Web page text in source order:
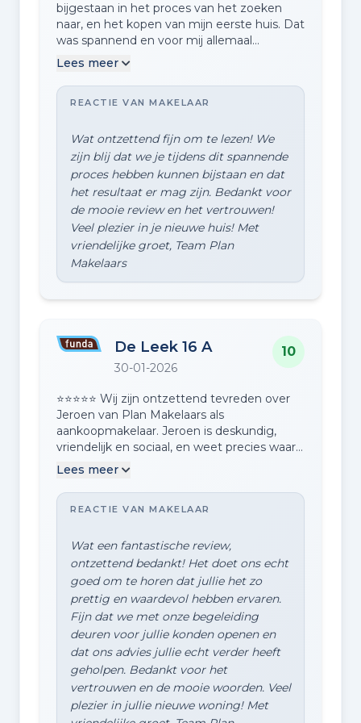
bijgestaan in het proces van het zoeken
naar, en het kopen van mijn eerste huis. Dat
was spannend en voor mij allemaal
onbekend, maar Jeroen sprak z'n
Plan Makelaars zeker aanraden.
Lees meer
REACTIE VAN MAKELAAR
Wat ontzettend fijn om te lezen! We
zijn blij dat we je tijdens dit spannende
proces hebben kunnen bijstaan en dat
het resultaat er mag zijn. Bedankt voor
de mooie review en het vertrouwen!
Veel plezier in je nieuwe huis! Met
vriendelijke groet, Team Plan
De Leek 16 A
30-01-2026
10
⭐️⭐️⭐️⭐️⭐️ Wij zijn ontzettend tevreden over
Jeroen van Plan Makelaars als
aankoopmakelaar. Jeroen is deskundig,
vriendelijk en sociaal, en weet precies waar
hij het over heeft. Hij komt zijn afspraken
vragen — vaak al voordat je zelf doorhebt
dat je ze had moeten stellen. Wat wij vooral
meedenkt en altijd eerlijk is. Geen gladde
verkooppraatjes, maar duidelijk advies waar
je iets aan hebt. D…
Lees meer
REACTIE VAN MAKELAAR
Wat een fantastische review,
ontzettend bedankt! Het doet ons echt
goed om te horen dat jullie het zo
prettig en waardevol hebben ervaren.
Fijn dat we met onze begeleiding
deuren voor jullie konden openen en
dat ons advies jullie echt verder heeft
geholpen. Bedankt voor het
vertrouwen en de mooie woorden. Veel
plezier in jullie nieuwe woning! Met